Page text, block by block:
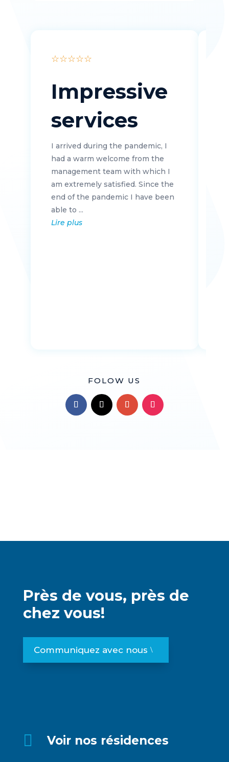
☆☆☆☆☆
Impressive
services
I arrived during the pandemic, I
had a warm welcome from the
management team with which I
am extremely satisfied. Since the
end of the pandemic I have been
able to ...
Lire plus
FOLOW US
Près de vous, près de
chez vous!
Communiquez avec nous
 Voir nos résidences